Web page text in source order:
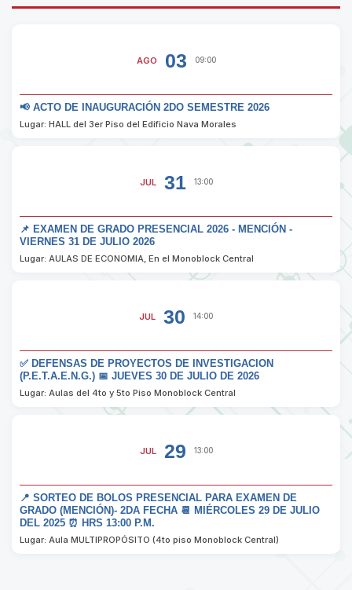
AGO 03 09:00
📢 ACTO DE INAUGURACIÓN 2DO SEMESTRE 2026
Lugar: HALL del 3er Piso del Edificio Nava Morales
JUL 31 13:00
📌 EXAMEN DE GRADO PRESENCIAL 2026 - MENCIÓN -
VIERNES 31 DE JULIO 2026
Lugar: AULAS DE ECONOMIA, En el Monoblock Central
JUL 30 14:00
✅ DEFENSAS DE PROYECTOS DE INVESTIGACION
(P.E.T.A.E.N.G.) 📅 JUEVES 30 DE JULIO DE 2026
Lugar: Aulas del 4to y 5to Piso Monoblock Central
JUL 29 13:00
📍 SORTEO DE BOLOS PRESENCIAL PARA EXAMEN DE
GRADO (MENCIÓN)- 2DA FECHA 📆 MIÉRCOLES 29 DE JULIO
DEL 2025 ⏰ HRS 13:00 P.M.
Lugar: Aula MULTIPROPÓSITO (4to piso Monoblock Central)